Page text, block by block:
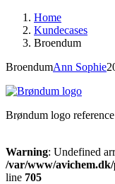
Home
Kundecases
Broendum
BroendumAnn Sophie
Brøndum logo
Warning: Undefined
/var/www/
line 705